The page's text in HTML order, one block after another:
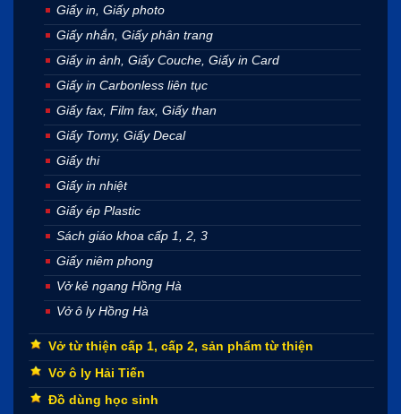
Giấy in, Giấy photo
Giấy nhắn, Giấy phân trang
Giấy in ảnh, Giấy Couche, Giấy in Card
Giấy in Carbonless liên tục
Giấy fax, Film fax, Giấy than
Giấy Tomy, Giấy Decal
Giấy thi
Giấy in nhiệt
Giấy ép Plastic
Sách giáo khoa cấp 1, 2, 3
Giấy niêm phong
Vở kẻ ngang Hồng Hà
Vở ô ly Hồng Hà
Vở từ thiện cấp 1, cấp 2, sản phẩm từ thiện
Vở ô ly Hải Tiến
Đồ dùng học sinh